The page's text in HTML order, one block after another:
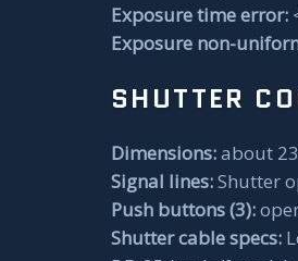
Exposure time error:
Exposure non-
SHUTTER
Dimensions:about
Signal lines:Shutter
Push buttons (3):
Shutter cable specs: